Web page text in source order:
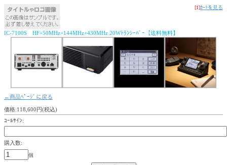
[1]ｶｰﾄを見る
IC-7100S HF+50MHz+144MHz+430MHz 20Wﾄﾗﾝｼｰﾊﾞｰ【送料無料】
←商品ﾍﾟｰｼﾞに戻る
価格:118,600円(税込)
ｺｰﾙｻｲﾝ:
購入数:
個